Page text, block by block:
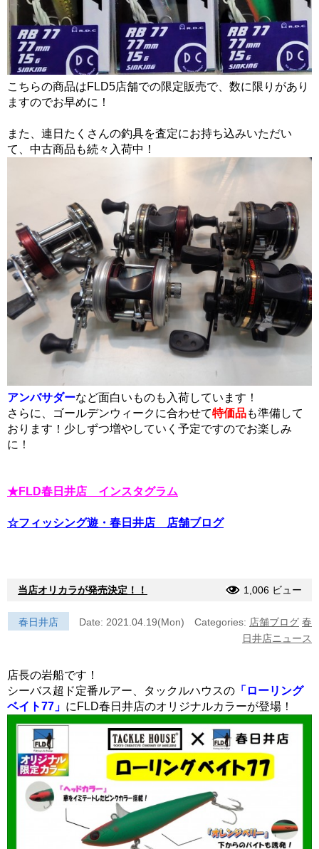
こちらの商品はFLD5店舗での限定販売で、数に限りがあり
ますのでお早めに！
また、連日たくさんの釣具を査定にお持ち込みいただい
て、中古商品も続々入荷中！
アンバサダーなど面白いものも入荷しています！
さらに、ゴールデンウィークに合わせて特価品も準備して
おります！少しずつ増やしていく予定ですのでお楽しみ
に！
★FLD春日井店 インスタグラム
☆フィッシング遊・春日井店 店舗ブログ
当店オリカラが発売決定！！ 1,006 ビュー
春日井店 Date: 2021.04.19(Mon) Categories: 店舗ブログ 春
日井店ニュース
店長の岩船です！
シーバス超ド定番ルアー、タックルハウスの 「ローリング
ベイト77」 にFLD春日井店のオリジナルカラーが登場！